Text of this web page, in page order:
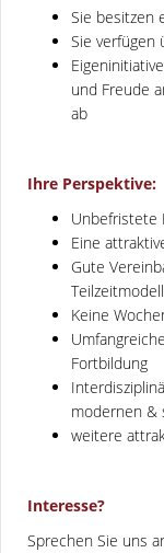
Sie besitzen
Sie verfügen
und Freude
ab
Ihre Perspektive:
Unbefristete
Eine
Gute
Keine
Fortbildung
modernen &
weitere
Interesse?
Sprechen Sie uns